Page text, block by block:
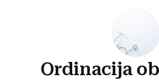
Ordinacija